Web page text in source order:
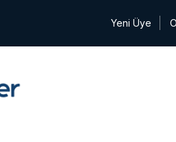
Yeni Üye